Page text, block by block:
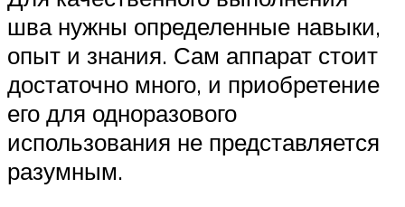
шва нужны определенные навыки,
опыт и знания. Сам аппарат стоит
достаточно много, и приобретение
его для одноразового
использования не представляется
разумным.